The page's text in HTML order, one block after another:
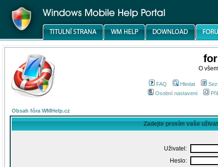
O
FAQ Hledat
Osobní nastavení
Obsah fóra WMHelp.cz
Zadejte prosím vaše
Uživatel:
Heslo: